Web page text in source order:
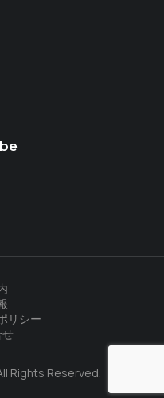
Rights Reserved.
リシー
せ